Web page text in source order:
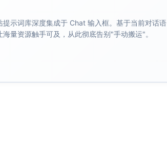
示词库深度集成于 Chat 输入框。基于当前对话语
量资源触手可及，从此彻底告别"手动搬运"。